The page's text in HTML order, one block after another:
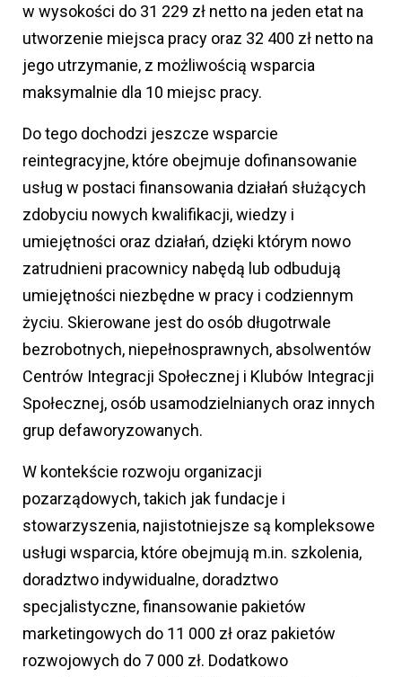
w wysokości do 31 229 zł netto na jeden etat na
utworzenie miejsca pracy oraz 32 400 zł netto na
jego utrzymanie, z możliwością wsparcia
maksymalnie dla 10 miejsc pracy.
Do tego dochodzi jeszcze wsparcie
reintegracyjne, które obejmuje dofinansowanie
usług w postaci finansowania działań służących
zdobyciu nowych kwalifikacji, wiedzy i
umiejętności oraz działań, dzięki którym nowo
zatrudnieni pracownicy nabędą lub odbudują
umiejętności niezbędne w pracy i codziennym
życiu. Skierowane jest do osób długotrwale
bezrobotnych, niepełnosprawnych, absolwentów
Centrów Integracji Społecznej i Klubów Integracji
Społecznej, osób usamodzielnianych oraz innych
grup defaworyzowanych.
W kontekście rozwoju organizacji
pozarządowych, takich jak fundacje i
stowarzyszenia, najistotniejsze są kompleksowe
usługi wsparcia, które obejmują m.in. szkolenia,
doradztwo indywidualne, doradztwo
specjalistyczne, finansowanie pakietów
marketingowych do 11 000 zł oraz pakietów
rozwojowych do 7 000 zł. Dodatkowo